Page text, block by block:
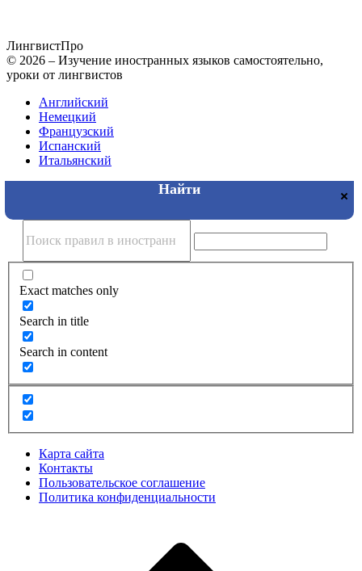
ЛингвистПро
© 2026 – Изучение иностранных языков самостоятельно,
уроки от лингвистов
Английский
Немецкий
Французский
Испанский
Итальянский
Exact matches only
Search in title
Search in content
Карта сайта
Контакты
Пользовательское соглашение
Политика конфиденциальности